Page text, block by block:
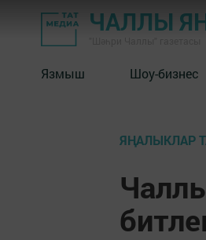
ЧАЛЛЫ
Язмыш Шоу-бизнес
ЯҢАЛЫКЛАР